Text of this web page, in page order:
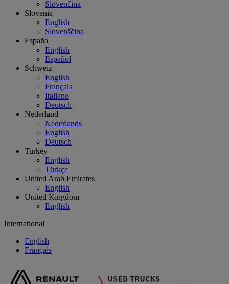
Slovenčina
Slovenia
English
Slovenščina
España
English
Español
Schweiz
English
Français
Italiano
Deutsch
Nederland
Nederlands
English
Deutsch
Turkey
English
Türkçe
United Arab Emirates
English
United Kingdom
English
International
English
Français